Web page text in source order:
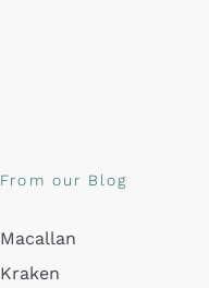
From our Blog
Macallan
Kraken